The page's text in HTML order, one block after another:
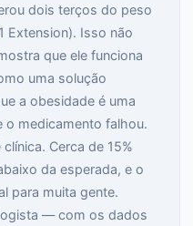
dois terços do peso
Extension). Isso não
que ele funciona
uma solução
a obesidade é uma
o medicamento falhou.
Cerca de 15%
da esperada, e o
para muita gente.
— com os dados